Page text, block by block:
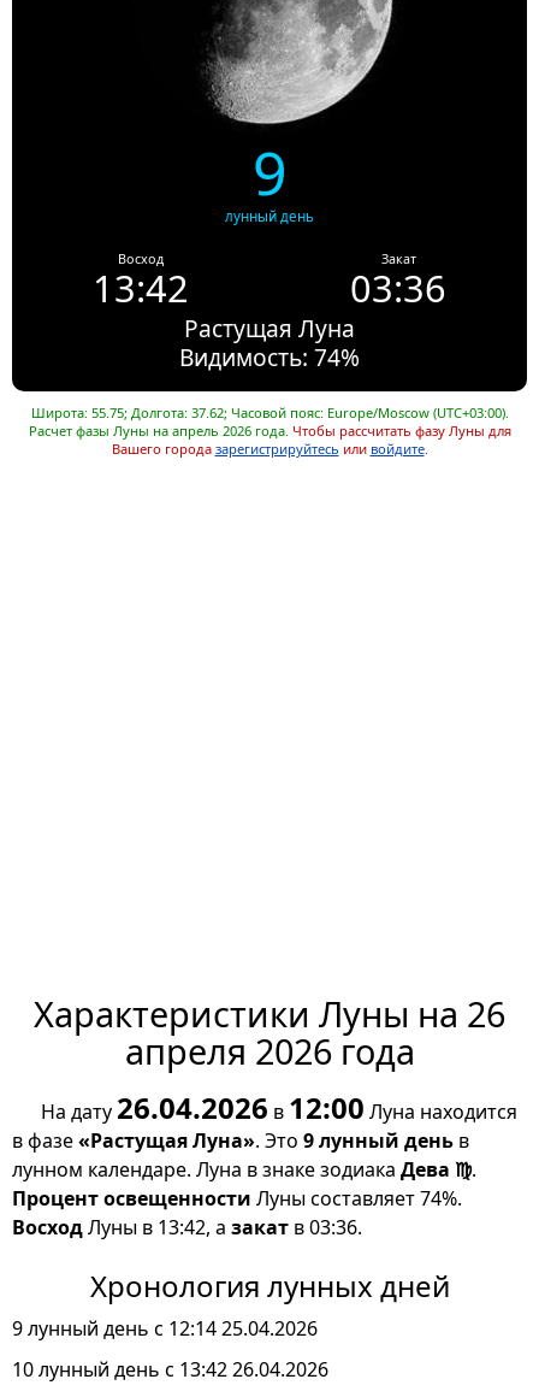
9
лунный день
Восход
13:42
Закат
03:36
Растущая Луна
Видимость: 74%
Широта: 55.75; Долгота: 37.62; Часовой пояс: Europe/Moscow (UTC+03:00).
Расчет фазы Луны на апрель 2026 года. Чтобы рассчитать фазу Луны для
Вашего города зарегистрируйтесь или войдите.
Характеристики Луны на 26
апреля 2026 года
На дату 26.04.2026 в 12:00 Луна находится
в фазе«Растущая Луна». Это 9 лунный день в
лунном календаре. Луна в знаке зодиака Дева ♍.
Процент освещенности Луны составляет 74%.
ВосходЛуны в 13:42, а закат в 03:36.
Хронология лунных дней
9 лунный день с 12:14 25.04.2026
10 лунный день с 13:42 26.04.2026